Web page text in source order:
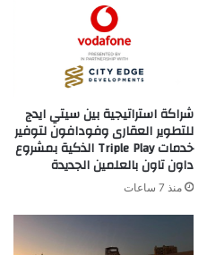
شراكة استراتيجية بين سيتي ايدج
للتطوير العقارى وفودافون لتوفير
خدمات Triple Play الذكية بمشروع
داون تاون بالعلمين الجديدة
منذ 7 ساعات